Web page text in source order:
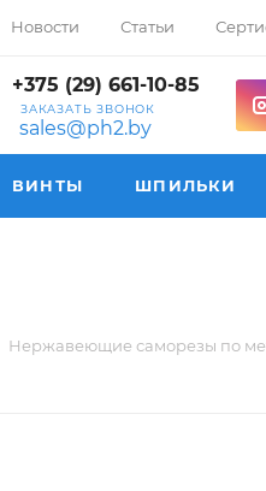
Новости Статьи
+375 (29) 661-10-85
ЗАКАЗАТЬ ЗВОНОК
sales@ph2.by
ВИНТЫ ШПИЛЬКИ
Нержавеющие саморезы по